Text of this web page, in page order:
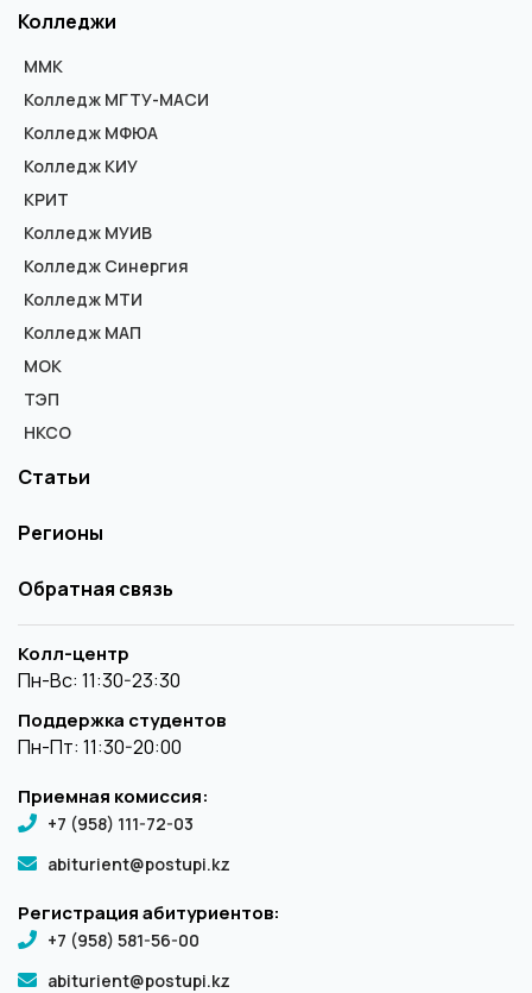
Колледжи
ММК
Колледж МГТУ-МАСИ
Колледж МФЮА
Колледж КИУ
КРИТ
Колледж МУИВ
Колледж Синергия
Колледж МТИ
Колледж МАП
МОК
ТЭП
НКСО
Статьи
Регионы
Обратная связь
Колл-центр
Пн-Вс: 11:30-23:30
Поддержка студентов
Пн-Пт: 11:30-20:00
Приемная комиссия:
+7 (958) 111-72-03
abiturient@postupi.kz
Регистрация абитуриентов:
+7 (958) 581-56-00
abiturient@postupi.kz